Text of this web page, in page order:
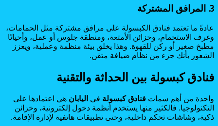
3. المرافق المشتركة
عادةً ما تعتمد فنادق الكبسولة على مرافق مشتركة مثل الحمامات،
وغرف الاستحمام، وخزائن الأمتعة، ومنطقة جلوس أو عمل، وأحيانًا
مطبخ صغير أو ركن للقهوة. وهذا يخلق بيئة منظمة وعملية، ويعزز
الشعور بأنك جزء من نظام ضيافة متقن.
فنادق كبسولة بين الحداثة والتقنية
واحدة من أهم سمات فنادق كبسولة في اليابان هي اعتمادها على
التكنولوجيا. فالكثير منها يستخدم أنظمة دخول إلكترونية، وخزائن
ذكية، وشاشات تحكم داخلية، وحتى تطبيقات هاتفية لإدارة الإقامة.